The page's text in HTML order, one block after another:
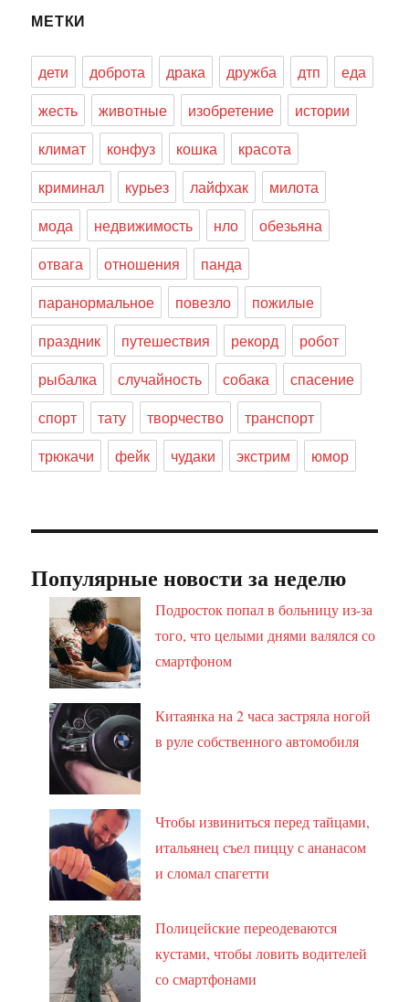
МЕТКИ
дети доброта драка дружба дтп
еда
жесть
животные изобретение
истории
климат
конфуз кошка
красота
криминал
курьез лайфхак
милота
мода
недвижимость нло
обезьяна
отвага
отношения
панда
паранормальное
повезло
пожилые
праздник
путешествия рекорд
робот
рыбалка
случайность собака
спасение
спорт
тату творчество
транспорт
трюкачи
фейк чудаки экстрим юмор
Популярные новости за неделю
Подросток попал в больницу из-за
того, что целыми днями валялся со
смартфоном
Китаянка на 2 часа застряла ногой
в руле собственного автомобиля
Чтобы извиниться перед тайцами,
итальянец съел пиццу с ананасом
и сломал спагетти
Полицейские переодеваются
кустами, чтобы ловить водителей
со смартфонами